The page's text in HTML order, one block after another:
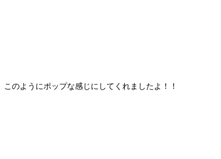
このようにポップな感じにしてくれましたよ！！